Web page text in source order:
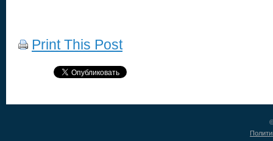
Print This Post